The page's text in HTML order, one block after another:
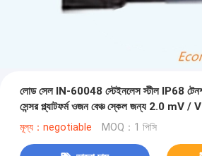
লোড সেল IN-60048 স্টেইনলেস স্টীল IP68
সেন্সর প্ল্যাটফর্ম ওজন বেঞ্চ স্কেল জন্য 2.0 mV / V
মূল্য：negotiable MOQ：1 পিসি